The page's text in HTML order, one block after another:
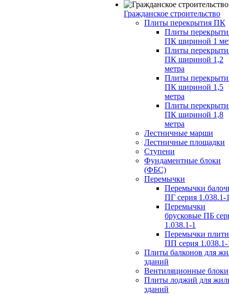
Гражданское строительство
Плиты перекрытия ПК
Плиты
ПК шириной 1
Плиты
ПК шириной 1,2
метра
Плиты
ПК шириной 1,5
метра
Плиты
ПК шириной 1,8
метра
Лестничные марши
Лестничные площадки
Ступени
Фундаментные блоки
(ФБС)
Перемычки
Перемычки
ПГ серия 1.038.1-
Перемычки
брусковые ПБ
1.038.1-1
Перемычки
ПП серия 1.038.1-
Плиты балконов для
зданий
Вентиляционные блоки
Плиты лоджий для
зданий